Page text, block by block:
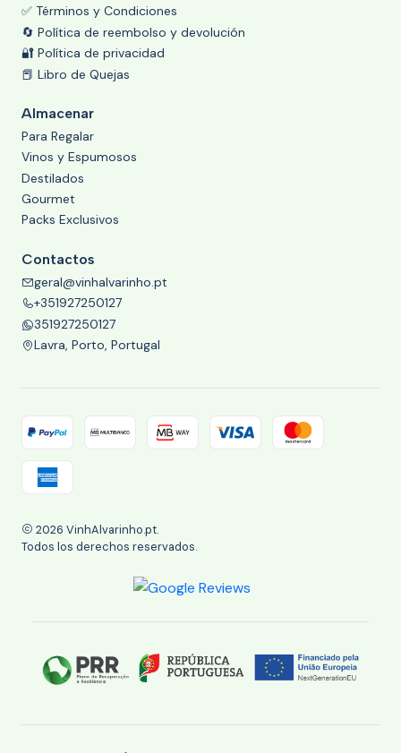
✅ Términos y Condiciones
🔄 Política de reembolso y devolución
🔐 Política de privacidad
📕 Libro de Quejas
Almacenar
Para Regalar
Vinos y Espumosos
Destilados
Gourmet
Packs Exclusivos
Contactos
geral@vinhalvarinho.pt
+351927250127
351927250127
Lavra, Porto, Portugal
2026 VinhAlvarinho.pt.
Todos los derechos reservados.